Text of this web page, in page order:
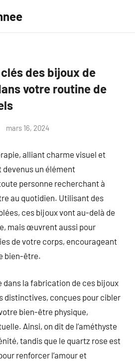
des bijoux de
votre routine de
mars 16, 2024
alliant charme visuel et
un élément
personne recherchant à
au quotidien. Utilisant des
ces bijoux vont au-delà de
mais œuvrent aussi pour
de votre corps, encourageant
bien-être.
dans la fabrication de ces bijoux
distinctives, conçues pour cibler
bien-être physique,
Ainsi, on dit de l’améthyste
tandis que le quartz rose est
renforcer l’amour et